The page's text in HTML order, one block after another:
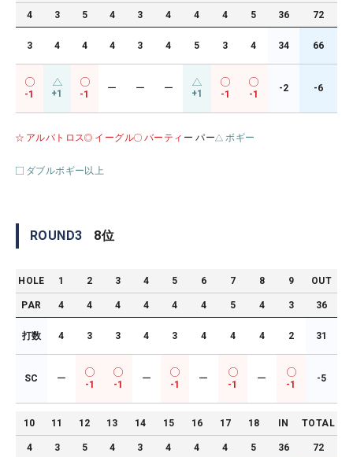
4 3 5 4 3 4 4 4 5 36 72
3 4 4 4 3 4 5 3 4 34 66
-1 +1 -1
ー ー ー +1 -1 -1
-2 -6
アルバトロス イーグル バーティ ー パー ボギー
ダブルボギー以上
ROUND3 8位
HOLE 1 2 3 4 5 6 7 8 9 OUT
PAR 4 4 4 4 4 4 5 4 3 36
打数 4 3 3 4 3 4 4 4 2 31
SC ー
-1 -1
ー
-1
ー
-1
ー
-1
-5
10 11 12 13 14 15 16 17 18 IN TOTAL
4 3 5 4 3 4 4 4 5 36 72